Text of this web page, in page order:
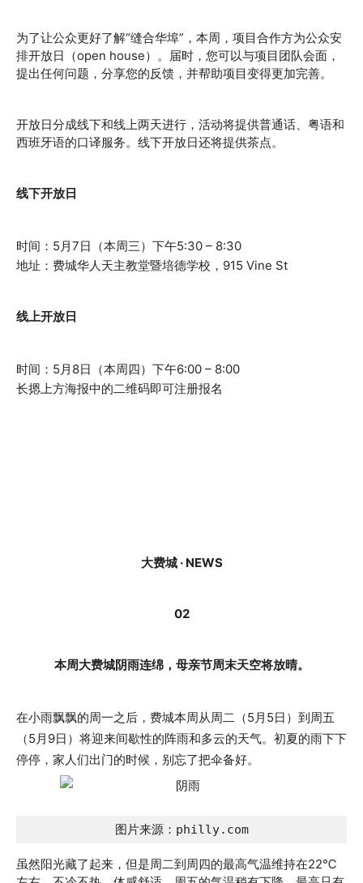
为了让公众更好了解“缝合华埠”，本周，项目合作方为公众安
排开放日（open house）。届时，您可以与项目团队会面，
提出任何问题，分享您的反馈，并帮助项目变得更加完善。
开放日分成线下和线上两天进行，活动将提供普通话、粤语和
西班牙语的口译服务。线下开放日还将提供茶点。
线下开放日
时间：5月7日（本周三）下午5:30 – 8:30
地址：费城华人天主教堂暨培德学校，915 Vine St
线上开放日
时间：5月8日（本周四）下午6:00 – 8:00
长摁上方海报中的二维码即可注册报名
大费城 · NEWS
02
本周大费城阴雨连绵，母亲节周末天空将放晴。
在小雨飘飘的周一之后，费城本周从周二（5月5日）到周五
（5月9日）将迎来间歇性的阵雨和多云的天气。初夏的雨下下
停停，家人们出门的时候，别忘了把伞备好。
图片来源：philly.com
虽然阳光藏了起来，但是周二到周四的最高气温维持在22℃